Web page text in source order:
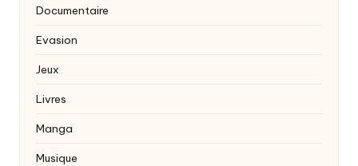
Documentaire
Evasion
Jeux
Livres
Manga
Musique